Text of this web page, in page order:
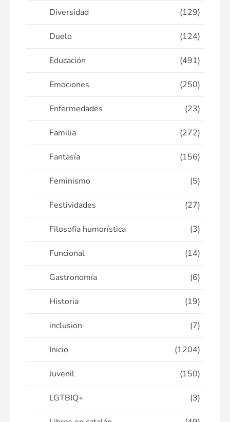
Diversidad (129)
Duelo (124)
Educación (491)
Emociones (250)
Enfermedades (23)
Familia (272)
Fantasía (156)
Feminismo (5)
Festividades (27)
Filosofía humorística (3)
Funcional (14)
Gastronomía (6)
Historia (19)
inclusion (7)
Inicio (1204)
Juvenil (150)
LGTBIQ+ (3)